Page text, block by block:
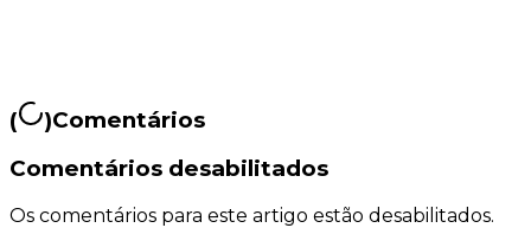
( )Comentários
Comentários desabilitados
Os comentários para este artigo estão desabilitados.